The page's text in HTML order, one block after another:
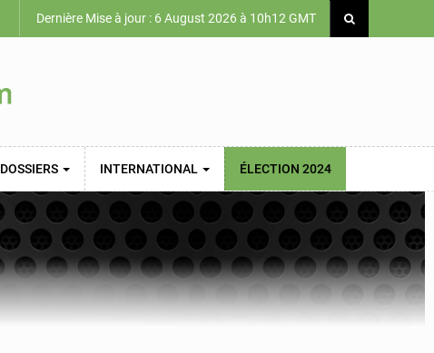
Dernière Mise à jour : 6 August 2026 à 10h12 GMT
DOSSIERS INTERNATIONAL ÉLECTION 2024